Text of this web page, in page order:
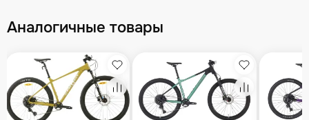
Аналогичные товары
Избранное
Сравнение
Избранное
Сравнение